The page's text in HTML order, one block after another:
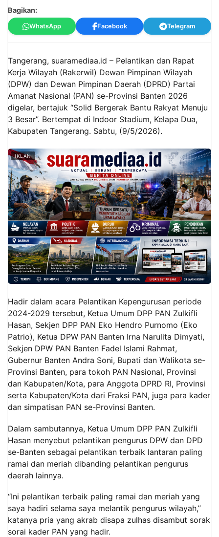
Bagikan:
WhatsApp Facebook Telegram
Tangerang, suaramediaa.id – Pelantikan dan Rapat
Kerja Wilayah (Rakerwil) Dewan Pimpinan Wilayah
(DPW) dan Dewan Pimpinan Daerah (DPRD) Partai
Amanat Nasional (PAN) se-Provinsi Banten 2026
digelar, bertajuk “Solid Bergerak Bantu Rakyat Menuju
3 Besar”. Bertempat di Indoor Stadium, Kelapa Dua,
Kabupaten Tangerang. Sabtu, (9/5/2026).
IKLAN
Hadir dalam acara Pelantikan Kepengurusan periode
2024-2029 tersebut, Ketua Umum DPP PAN Zulkifli
Hasan, Sekjen DPP PAN Eko Hendro Purnomo (Eko
Patrio), Ketua DPW PAN Banten Irna Narulita Dimyati,
Sekjen DPW PAN Banten Fadel Islami Rahmat,
Gubernur Banten Andra Soni, Bupati dan Walikota se-
Provinsi Banten, para tokoh PAN Nasional, Provinsi
dan Kabupaten/Kota, para Anggota DPRD RI, Provinsi
serta Kabupaten/Kota dari Fraksi PAN, juga para kader
dan simpatisan PAN se-Provinsi Banten.
Dalam sambutannya, Ketua Umum DPP PAN Zulkifli
Hasan menyebut pelantikan pengurus DPW dan DPD
se-Banten sebagai pelantikan terbaik lantaran paling
ramai dan meriah dibanding pelantikan pengurus
daerah lainnya.
“Ini pelantikan terbaik paling ramai dan meriah yang
saya hadiri selama saya melantik pengurus wilayah,”
katanya pria yang akrab disapa zulhas disambut sorak
sorai kader PAN yang hadir.